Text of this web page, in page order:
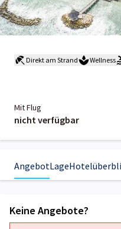
Direkt am Strand Wellness
Mit Flug
nicht verfügbar
AngebotLage
Keine Angebote?